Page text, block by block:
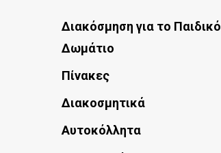
Διακόσμηση για το Παιδικό
Δωμάτιο
Πίνακες
Διακοσμητικά
Αυτοκόλλητα